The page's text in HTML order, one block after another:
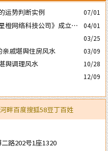
运势判断实例
07/01
橙网络科技公司》成立5
04/01
03/25
亲戚堪舆住房风水 03/09
舆调理风水 10/28
12/09
畔百度搜狐58豆丁百姓
路202号1座1320